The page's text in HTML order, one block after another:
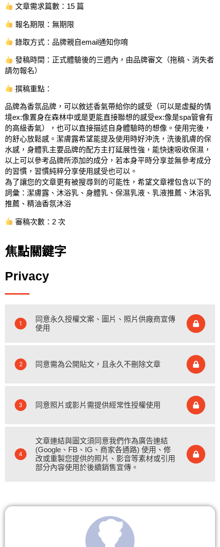
文章需求篇數：15 篇
報名期限：無期限
錄取方式：品牌親自email通知你唷
發稿時間：正式體驗後的三週內，由品牌審文（拖稿、消失者
請勿報名）
撰稿重點：
品牌為香氛品牌，可以敘述香氣帶給你的感受（可以是虛擬的情
境ex:像置身在森林中或是更能直接聯想的感受ex:像是spa管會有
的高級香氣），也可以直接描述自身體驗時的想像。使用完後，
的舒心放鬆感。潔膚露希望能提及使用時好沖洗，洗後肌膚的保
水感，身體乳主要品牌的配方主打延展性強，能快速吸收保濕，
以上可以參考品牌所添加的成分，若本身平時分享並無參考成分
的習慣，習慣純粹分享使用感受也可以。
為了讓您的文章更有被搜尋到的可能性，希望文章裡包含以下的
詞彙：潔膚露、沐浴乳、身體乳、保濕乳液、乳液推薦、沐浴乳
推薦、精油香氛沐浴
審稿次數：2 次
焦點關鍵字
Privacy
1
同意永久授權文案、圖片、照片供廠商宣傳
使用
2 同意需為公開貼文，且永久不刪除文章
3 同意照片或影片需提供經常性授權使用
4
文章連結與圖文須同意我們作為廣告連結
(Google、FB、IG、商家各通路) 使用、修
改或重製您提供的照片、影音等素材或引用
部分內容使用於後續銷售宣傳。